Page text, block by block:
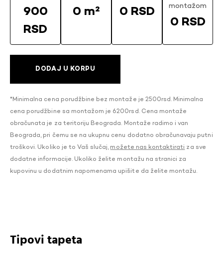
900
RSD
0 m² 0 RSD
montažom
0 RSD
DODAJ U KORPU
*Minimalna cena porudžbine bez montaže je 2500rsd. Minimalna
cena porudžbine sa montažom je 6200rsd. Cena montaže
obračunata je za teritoriju Beograda. Montaže radimo i van
Beograda, pri čemu se na ukupnu cenu dodatno obračunavaju putni
troškovi. Ukoliko je to Vaš slučaj, možete nas kontaktirati za sve
dodatne informacije. Ukoliko želite montažu na stranici za
kupovinu u dodatnim napomenama upišite da želite montažu.
Tipovi tapeta